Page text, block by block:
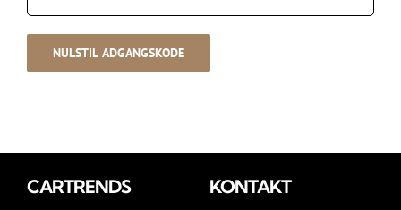
DIAGNOSE
KONTAKT
NULSTIL ADGANGSKODE
CARTRENDS KONTAKT